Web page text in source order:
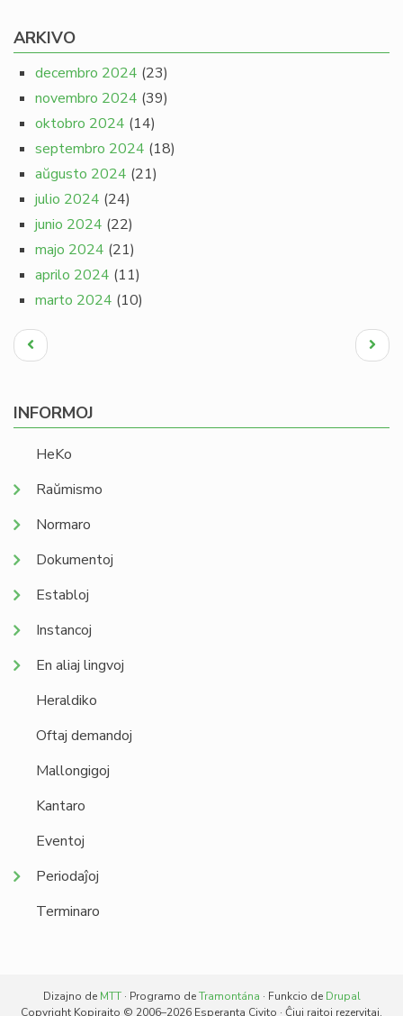
ARKIVO
decembro 2024 (23)
novembro 2024 (39)
oktobro 2024 (14)
septembro 2024 (18)
aŭgusto 2024 (21)
julio 2024 (24)
junio 2024 (22)
majo 2024 (21)
aprilo 2024 (11)
marto 2024 (10)
Pagination
Antaŭa
paĝo
Next
page
INFORMOJ
HeKo
Raŭmismo
Normaro
Dokumentoj
Establoj
Instancoj
En aliaj lingvoj
Heraldiko
Oftaj demandoj
Mallongigoj
Kantaro
Eventoj
Periodaĵoj
Terminaro
Dizajno de MTT· Programo deTramontána · Funkcio de Drupal
Copyright Kopirajto © 2006–2026 Esperanta Civito · Ĉiuj rajtoj rezervitaj.